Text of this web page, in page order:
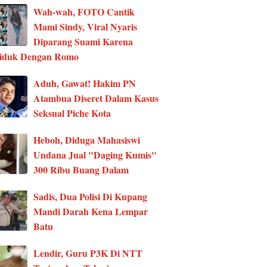
Wah-wah, FOTO Cantik
Mami Sindy, Viral Nyaris
Diparang Suami Karena
Dengan Romo
Aduh, Gawat! Hakim PN
Atambua Diseret Dalam Kasus
Seksual Piche Kota
Heboh, Diduga Mahasiswi
Undana Jual "Daging Kumis"
300 Ribu Buang Dalam
Sadis, Dua Polisi Di Kupang
Mandi Darah Kena Lempar
Batu
Lendir, Guru P3K Di NTT